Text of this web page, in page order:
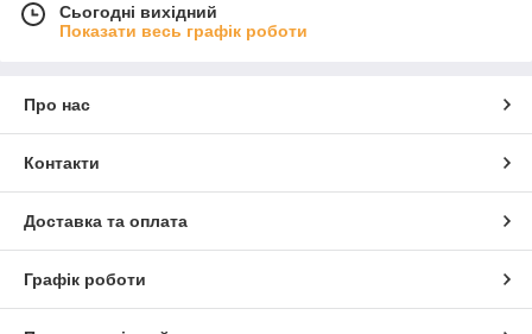
Сьогодні вихідний
Показати весь графік роботи
Про нас
Контакти
Доставка та оплата
Графік роботи